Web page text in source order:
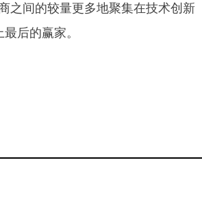
之间的较量更多地聚集在技术创新
后的赢家。